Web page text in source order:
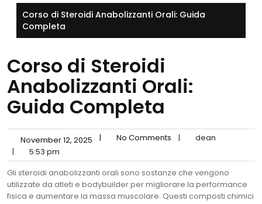
Corso di Steroidi Anabolizzanti Orali: Guida
Completa
Corso di Steroidi
Anabolizzanti Orali:
Guida Completa
November 12, 2025 | No Comments |
dean
|
5:53 pm
Gli steroidi anabolizzanti orali sono sostanze che vengono
utilizzate da atleti e bodybuilder per migliorare la performance
fisica e aumentare la massa muscolare. Questi composti chimici